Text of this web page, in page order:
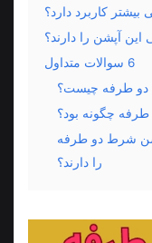
کاربرد دارد؟
آپشن را دارند؟
6 سوالات متداول
دو طرفه چیست؟
طرفه چگونه بود؟
شرط دو طرفه
را دارند؟